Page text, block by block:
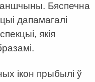
Бяспечна
дапамагалі
якія
ікон прыбылі ў